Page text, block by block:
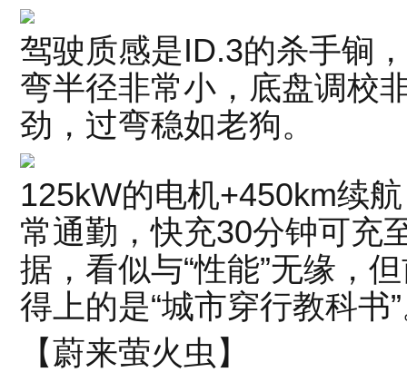
驾驶质感是ID.3的杀手锏
弯半径非常小，底盘调校
劲，过弯稳如老狗。
125kW的电机+450km续
常通勤，快充30分钟可充
据，看似与“性能”无缘，
得上的是“城市穿行教科书
【蔚来萤火虫】